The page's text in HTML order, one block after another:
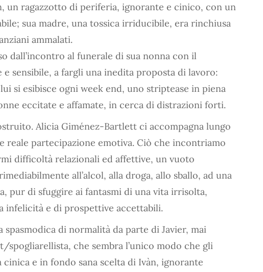
un ragazzotto di periferia, ignorante e cinico, con un
sua madre, una tossica irriducibile, era rinchiusa
ammalati.
dall’incontro al funerale di sua nonna con il
sensibile, a fargli una inedita proposta di lavoro:
si esibisce ogni week end, uno striptease in piena
eccitate e affamate, in cerca di distrazioni forti.
Alicia Giménez-Bartlett ci accompagna lungo
reale partecipazione emotiva. Ciò che incontriamo
difficoltà relazionali ed affettive, un vuoto
all’alcol, alla droga, allo sballo, ad una
pur di sfuggire ai fantasmi di una vita irrisolta,
infelicità e di prospettive accettabili.
di normalità da parte di Javier, mai
spogliarellista, che sembra l’unico modo che gli
e in fondo sana scelta di Ivàn, ignorante